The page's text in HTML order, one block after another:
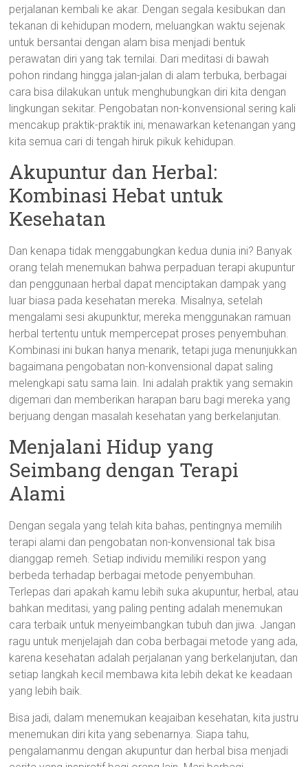
perjalanan kembali ke akar. Dengan segala kesibukan dan
tekanan di kehidupan modern, meluangkan waktu sejenak
untuk bersantai dengan alam bisa menjadi bentuk
perawatan diri yang tak ternilai. Dari meditasi di bawah
pohon rindang hingga jalan-jalan di alam terbuka, berbagai
cara bisa dilakukan untuk menghubungkan diri kita dengan
lingkungan sekitar. Pengobatan non-konvensional sering kali
mencakup praktik-praktik ini, menawarkan ketenangan yang
kita semua cari di tengah hiruk pikuk kehidupan.
Akupuntur dan Herbal:
Kombinasi Hebat untuk
Kesehatan
Dan kenapa tidak menggabungkan kedua dunia ini? Banyak
orang telah menemukan bahwa perpaduan terapi akupuntur
dan penggunaan herbal dapat menciptakan dampak yang
luar biasa pada kesehatan mereka. Misalnya, setelah
mengalami sesi akupunktur, mereka menggunakan ramuan
herbal tertentu untuk mempercepat proses penyembuhan.
Kombinasi ini bukan hanya menarik, tetapi juga menunjukkan
bagaimana pengobatan non-konvensional dapat saling
melengkapi satu sama lain. Ini adalah praktik yang semakin
digemari dan memberikan harapan baru bagi mereka yang
berjuang dengan masalah kesehatan yang berkelanjutan.
Menjalani Hidup yang
Seimbang dengan Terapi
Alami
Dengan segala yang telah kita bahas, pentingnya memilih
terapi alami dan pengobatan non-konvensional tak bisa
dianggap remeh. Setiap individu memiliki respon yang
berbeda terhadap berbagai metode penyembuhan.
Terlepas dari apakah kamu lebih suka akupuntur, herbal, atau
bahkan meditasi, yang paling penting adalah menemukan
cara terbaik untuk menyeimbangkan tubuh dan jiwa. Jangan
ragu untuk menjelajah dan coba berbagai metode yang ada,
karena kesehatan adalah perjalanan yang berkelanjutan, dan
setiap langkah kecil membawa kita lebih dekat ke keadaan
yang lebih baik.
Bisa jadi, dalam menemukan keajaiban kesehatan, kita justru
menemukan diri kita yang sebenarnya. Siapa tahu,
pengalamanmu dengan akupuntur dan herbal bisa menjadi